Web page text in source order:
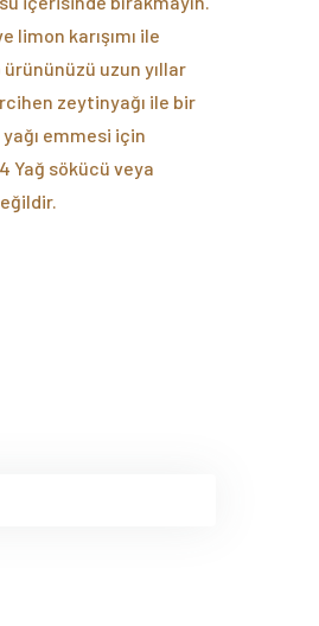
limon karışımı ile
uzun yıllar
zeytinyağı ile bir
emmesi için
Yağ sökücü veya